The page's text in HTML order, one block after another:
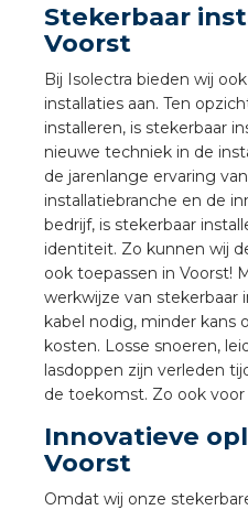
Stekerbaar
Voorst
Bij Isolectra bieden wij
installaties aan. Ten
installeren, is stekerbaar
nieuwe techniek in de
de jarenlange ervaring
installatiebranche en de
bedrijf, is stekerbaar
identiteit. Zo kunnen wij
ook toepassen in Voorst!
werkwijze van stekerbaar
kabel nodig, minder kans
kosten. Losse snoeren,
lasdoppen zijn verleden
de toekomst. Zo ook
Innovatieve
Voorst
Omdat wij onze
installeren
installeren
installeren